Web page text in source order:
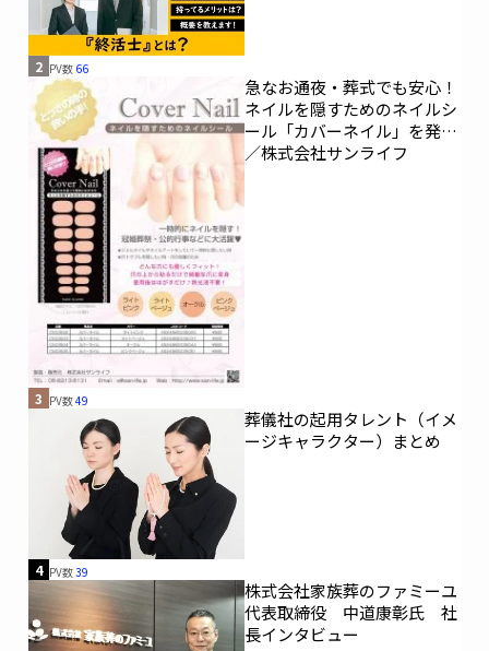
2 PV数 66
急なお通夜・葬式でも安心！
ネイルを隠すためのネイルシ
ール「カバーネイル」を発売
／株式会社サンライフ
3 PV数49
葬儀社の起用タレント（イメ
ージキャラクター）まとめ
4 PV数39
株式会社家族葬のファミーユ
代表取締役 中道康彰氏 社
長インタビュー